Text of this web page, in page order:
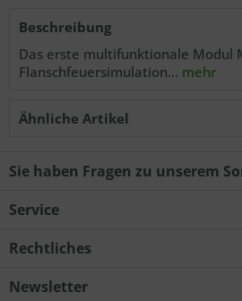
Ich habe die
Mit * gekennzeichnete Felder sind
Beschreibung
Das erste multifunktionale Modul
Flanschfeuersimulation... mehr
Ähnliche Artikel
Sie haben Fragen zu unserem
Service
Rechtliches
Newsletter